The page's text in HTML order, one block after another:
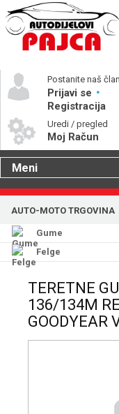
Postanite naš član
Prijavi se
Registracija
Uredi / pregled
Moj Račun
Meni
Gume
Katalog rezervnih
AUTO-MOTO TRGOVINA
Gume
Felge
TERETNE
136/134M
GOODYEAR